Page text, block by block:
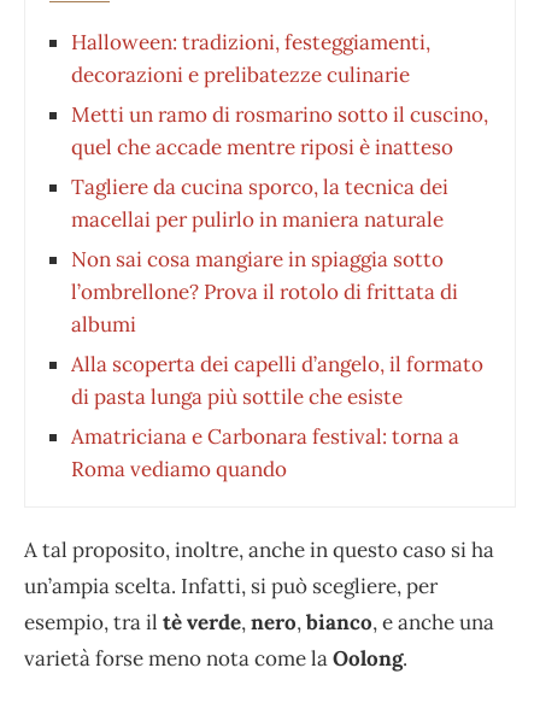
Halloween: tradizioni, festeggiamenti,
decorazioni e prelibatezze culinarie
Metti un ramo di rosmarino sotto il cuscino,
quel che accade mentre riposi è inatteso
Tagliere da cucina sporco, la tecnica dei
macellai per pulirlo in maniera naturale
Non sai cosa mangiare in spiaggia sotto
l’ombrellone? Prova il rotolo di frittata di
albumi
Alla scoperta dei capelli d’angelo, il formato
di pasta lunga più sottile che esiste
Amatriciana e Carbonara festival: torna a
Roma vediamo quando
A tal proposito, inoltre, anche in questo caso si ha
un’ampia scelta. Infatti, si può scegliere, per
esempio, tra il tè verde,nero,bianco, e anche una
varietà forse meno nota come laOolong.